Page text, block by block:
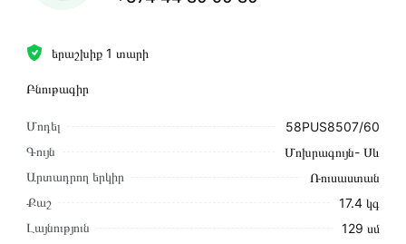
երաշխիք 1 տարի
Բնութագիր
Մոդել
58PUS8507/60
Գույն
Մոխրագույն- Սև
Արտադրող երկիր
Ռուսաստան
Քաշ
17.4 կգ
Լայնություն
129 սմ